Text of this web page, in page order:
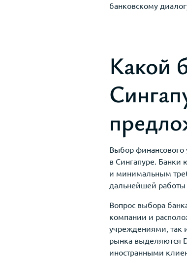
банковскому
Какой
Выбор финансового
в Сингапуре. Банки
и минимальным
дальнейшей
Вопрос выбора
компании и
учреждениями, так
рынка выделяются
иностранными